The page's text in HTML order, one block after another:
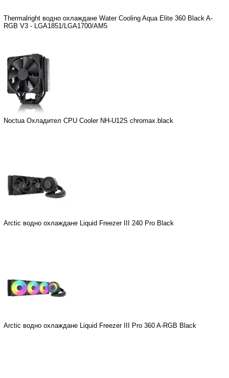
Thermalright водно охлаждане Water Cooling Aqua Elite 360 Black A-
RGB V3 - LGA1851/LGA1700/AM5
Noctua Охладител CPU Cooler NH-U12S chromax.black
Arctic водно охлаждане Liquid Freezer III 240 Pro Black
Arctic водно охлаждане Liquid Freezer III Pro 360 A-RGB Black